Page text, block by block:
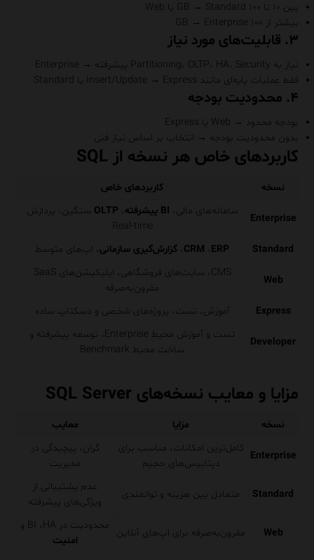
بین ۱۰ تا ۱۰۰ GB → Standard یا Web
بیشتر از ۱۰۰ GB → Enterprise
۳. قابلیت‌های مورد نیاز
نیاز به Partitioning، OLTP، HA، Security پیشرفته → Enterprise
فقط عملیات پایه‌ای مانند Insert/Update → Express یا Standard
۴. محدودیت بودجه
بودجه محدود → Web یا Express
بدون محدودیت بودجه → انتخاب بر اساس نیاز فنی
کاربردهای خاص هر نسخه از SQL
نسخه کاربردهای خاص
Enterprise
سامانه‌های مالی، BI پیشرفته ، OLTP سنگین، پردازش
Real-time
Standard
CRM ،ERP ، گزارش‌گیری سازمانی، اپ‌های متوسط
Web
CMS، سایت‌های فروشگاهی، اپلیکیشن‌های SaaS
مقرون‌به‌صرفه
Express
آموزش، تست، پروژه‌های شخصی و دسکتاپ ساده
Developer
تست و آموزش محیط Enterprise، توسعه پیشرفته و
ساخت محیط Benchmark
مزایا و معایب نسخه‌های SQL Server
نسخه مزایا معایب
Enterprise
کامل‌ترین امکانات، مناسب برای
دیتابیس‌های حجیم
گران، پیچیدگی در
مدیریت
Standard متعادل بین هزینه و توانمندی
عدم پشتیبانی از
ویژگی‌های پیشرفته
Web مقرون‌به‌صرفه برای اپ‌های آنلاین
محدودیت در BI ،HA و
امنیت